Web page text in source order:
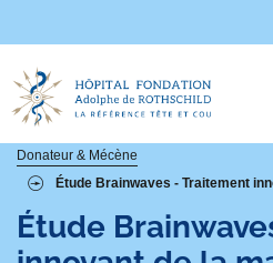
Fil
d'Ariane
Donateur & Mécène
Étude Brainwaves - Traitement
Étude